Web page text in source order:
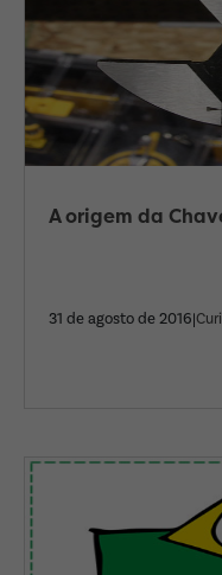
A origem da
31 de agosto de 2016|